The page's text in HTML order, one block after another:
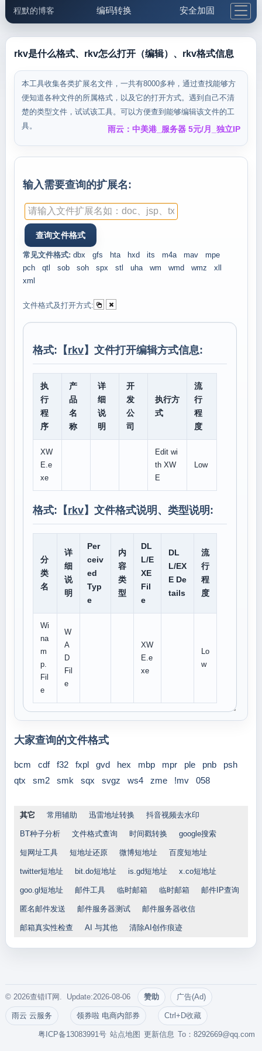
程默的博客 编码转换 安全加固
邮件工具 生活便民 更多工具
5.1支付宝大红包
rkv是什么格式、rkv怎么打开（编辑）、rkv格式信息
本工具收集各类扩展名文件，一共有8000多种，通过查找能够方
便知道各种文件的所属格式，以及它的打开方式。遇到自己不清
楚的类型文件，试试该工具。可以方便查到能够编辑该文件的工
具。
雨云：中美港_服务器 5元/月_独立IP
输入需要查询的扩展名:
常见文件格式: dbx gfs hta hxd its m4a mav
mpe
pch
qtl sob soh spx stl uha wm wmd wmz
xll
xml
文件格式及打开方式:
格式:【rkv】文件打开编辑方式信息:
执
行
程
序
产
品
名
称
详
细
说
明
开
发
公
司
执行方
式
流
行
程
度
XW
E.e
xe
Edit wi
th XW
E
Low
格式:【rkv】文件格式说明、类型说明:
分
类
名
详
细
说
明
Per
ceiv
ed
Typ
e
内
容
类
型
DL
L/E
XE
Fil
e
DL
L/EX
E De
tails
流
行
程
度
Wi
na
m
p.
Fil
e
W
A
D
Fil
e
XW
E.e
xe
Lo
w
大家查询的文件格式
bcm cdf f32 fxpl gvd hex mbp mpr ple pnb
psh
qtx
sm2 smk sqx svgz ws4 zme !mv 058
其它 常用辅助 迅雷地址转换 抖音视频去水印
BT种子分析 文件格式查询 时间戳转换 google搜索
短网址工具 短地址还原 微博短地址 百度短地址
twitter短地址 bit.do短地址 is.gd短地址 x.co短地址
goo.gl短地址 邮件工具 临时邮箱 临时邮箱 邮件IP查询
匿名邮件发送 邮件服务器测试 邮件服务器收信
邮箱真实性检查 AI 与其他 清除AI创作痕迹
© 2026查错IT网. Update:2026-08-06 赞助 广告(Ad)
雨云 云服务 领券啦 电商内部券 Ctrl+D收藏
To：8292669@qq.com
更新信息
站点地图
粤ICP备13083991号